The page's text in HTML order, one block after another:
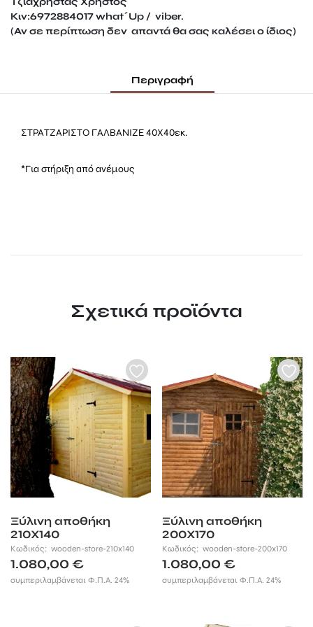
Κιν:6972884017 what΄Up / viber.
(Αν σε περίπτωση δεν απαντά θα σας καλέσει ο ίδιος)
Περιγραφή
ΣΤΡΑΤΖΑΡΙΣΤΟ ΓΑΛΒΑΝΙΖΕ 40Χ40εκ.
*Για στήριξη από ανέμους
Σχετικά προϊόντα
Ξύλινη αποθήκη
210Χ140
Κωδικός: wooden-store-210x140
1.080,00 €
συμπεριλαμβάνεται Φ.Π.Α. 24%
Ξύλινη αποθήκη
200Χ170
Κωδικός:wooden-store-200x170
1.080,00€
συμπεριλαμβάνεται Φ.Π.Α. 24%